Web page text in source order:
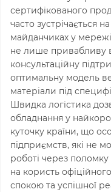
сертифікованого
часто зустрічається
майданчиках у
не лише привабливу
консультаційну
оптимальну модель
матеріали під
Швидка логістика
обладнання у
куточку країни, що
підприємств, які не
роботі через
на користь
спокою та успішної